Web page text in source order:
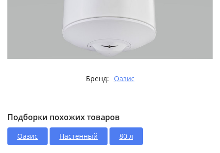
Бренд: Оазис
Подборки похожих товаров
Оазис Настенный 80 л